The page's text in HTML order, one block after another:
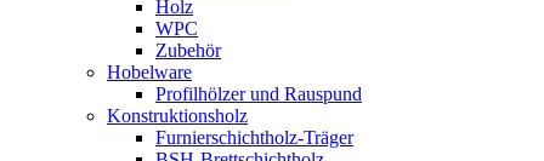
Holz
WPC
Zubehör
Hobelware
Profilhölzer und Rauspund
Konstruktionsholz
Furnierschichtholz-Träger